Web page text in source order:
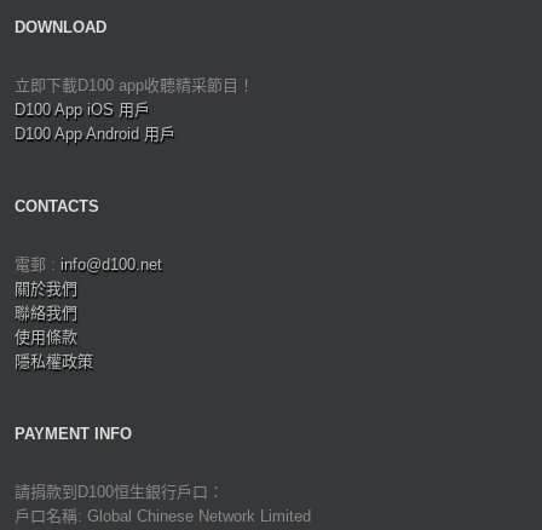
DOWNLOAD
立即下載D100 app收聽精采節目！
D100 App iOS 用戶
D100 App Android 用戶
CONTACTS
電郵 : info@d100.net
關於我們
聯絡我們
使用條款
隱私權政策
PAYMENT INFO
請捐款到D100恒生銀行戶口：
戶口名稱: Global Chinese Network Limited